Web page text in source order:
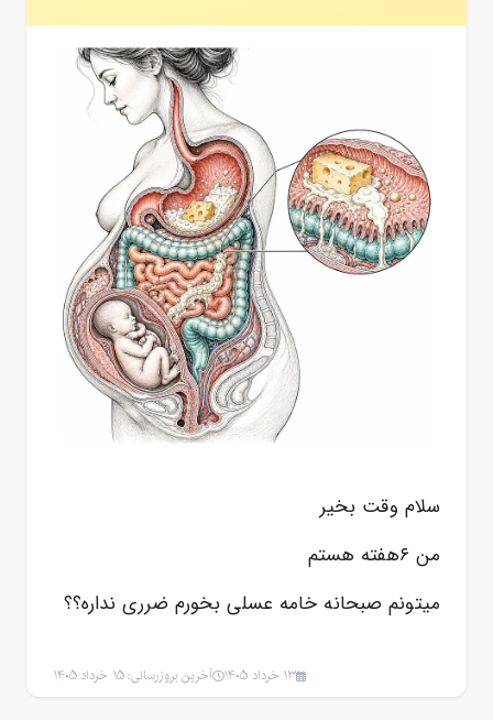
سلام وقت بخیر
من ۶هفته هستم
میتونم صبحانه خامه عسلی بخورم ضرری نداره؟؟
13 خرداد 1405 آخرین بروزرسانی: 15 خرداد 1405